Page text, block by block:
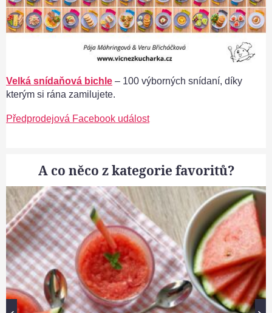
Velká snídaňová bichle – 100 výborných snídaní, díky
kterým si rána zamilujete.
Předprodejová Facebook událost
A co něco z kategorie favoritů?